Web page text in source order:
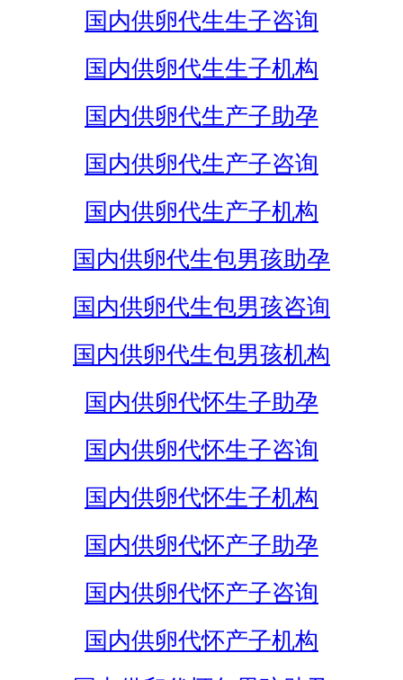
国内供卵代生生子咨询
国内供卵代生生子机构
国内供卵代生产子助孕
国内供卵代生产子咨询
国内供卵代生产子机构
国内供卵代生包男孩助孕
国内供卵代生包男孩咨询
国内供卵代生包男孩机构
国内供卵代怀生子助孕
国内供卵代怀生子咨询
国内供卵代怀生子机构
国内供卵代怀产子助孕
国内供卵代怀产子咨询
国内供卵代怀产子机构